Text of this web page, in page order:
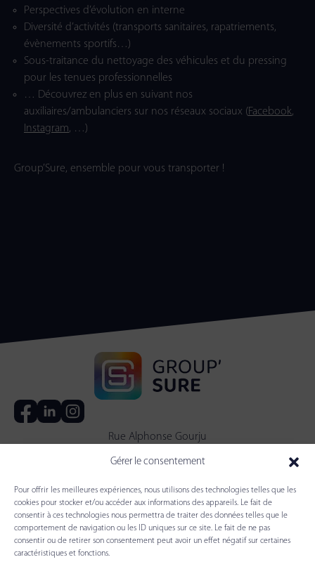
Gérer le consentement
Pour offrir les meilleures expériences, nous utilisons des technologies telles que les
cookies pour stocker et/ou accéder aux informations des appareils. Le fait de
consentir à ces technologies nous permettra de traiter des données telles que le
comportement de navigation ou les ID uniques sur ce site. Le fait de ne pas
consentir ou de retirer son consentement peut avoir un effet négatif sur certaines
caractéristiques et fonctions.
Perspectives d’évolution en interne
Diversité d’activités (transports sanitaires, rapatriements,
évènements sportifs…)
Sous-traitance du nettoyage des véhicules et du pressing
pour les tenues professionnelles
… Découvrez en plus en suivant nos
auxiliaires/ambulanciers sur nos réseaux sociaux (Facebook,
Instagram, …)
Group’Sure, ensemble pour vous transporter !
Rue Alphonse Gourju
38140 Apprieu
contact@group-sure.com
Accueil
Notre groupe
Métiers & Activités